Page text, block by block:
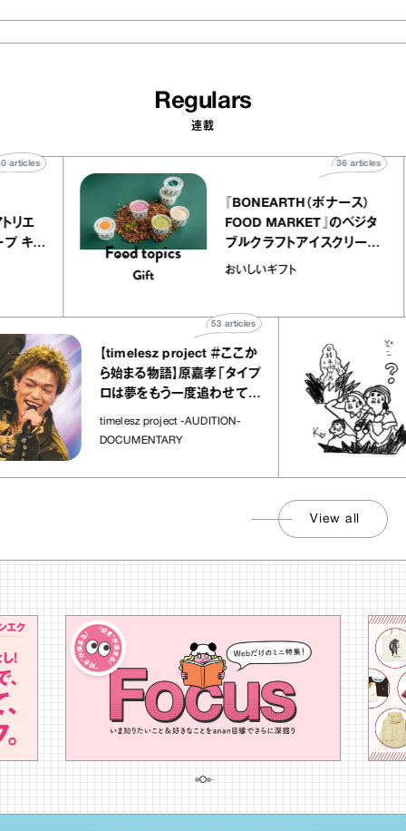
Regulars
連載
アトリエ
レープ キャ
40articles
『BONEARTH（ボナース）
FOOD MARKET』のベジ
ブルクラフトアイスクリー
｜真野知子の「おいしいギ
おいしいギフト
36
【timelesz project ＃ここか
ら始まる物語】原嘉孝「タイプ
ロは夢をもう一度追わせてく
れた場所」
timelesz project -AUDITION-
DOCUMENTARY
articles
View all